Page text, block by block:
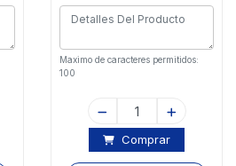
Maximo de caracteres permitidos:
100
Comprar